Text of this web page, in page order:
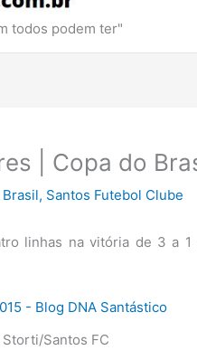
todos podem ter"
| Copa do
, Santos Futebol Clube
linhas na vitória de 3 a
Storti/Santos FC